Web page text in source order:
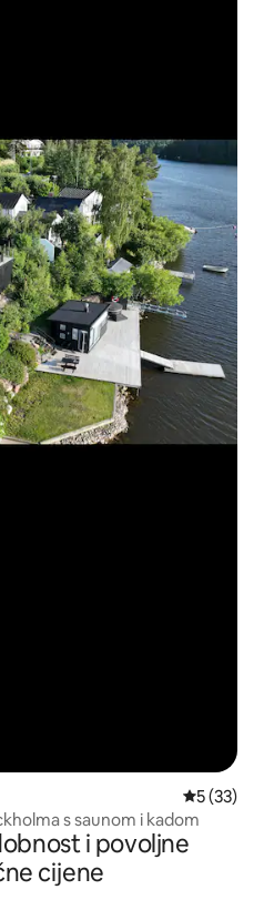
Prosječna
5 (33)
s saunom i kadom
i povoljne
cijene